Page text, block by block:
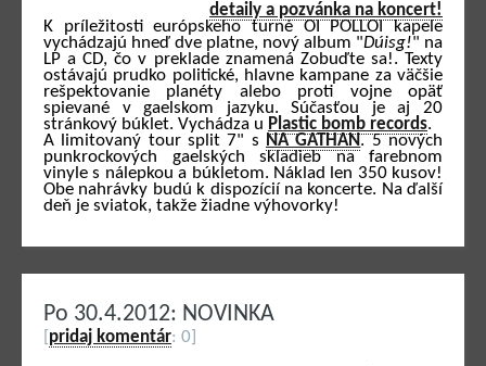
detaily a pozvánka na koncert!
K príležitosti európskeho turné OI POLLOI kapele
vychádzajú hneď dve platne, nový album "Dúisg!" na
LP a CD, čo v preklade znamená Zobuďte sa!. Texty
ostávajú prudko politické, hlavne kampane za väčšie
rešpektovanie planéty alebo proti vojne opäť
spievané v gaelskom jazyku. Súčasťou je aj 20
stránkový búklet. Vychádza u Plastic bomb records.
A limitovaný tour split 7" s NA GATHAN. 5 nových
punkrockových gaelských skladieb na farebnom
vinyle s nálepkou a búkletom. Náklad len 350 kusov!
Obe nahrávky budú k dispozícií na koncerte. Na ďalší
deň je sviatok, takže žiadne výhovorky!
Po 30.4.2012: NOVINKA
pridaj komentár: 0]